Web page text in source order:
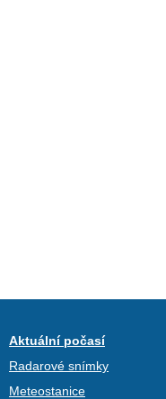
Aktuální počasí
Radarové snímky
Meteostanice